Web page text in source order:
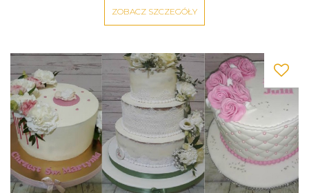
ZOBACZ SZCZEGÓŁY